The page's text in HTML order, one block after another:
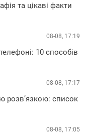
та цікаві факти
08-08, 17:19
10 способів
08-08, 17:17
розв’язкою: список
08-08, 17:05